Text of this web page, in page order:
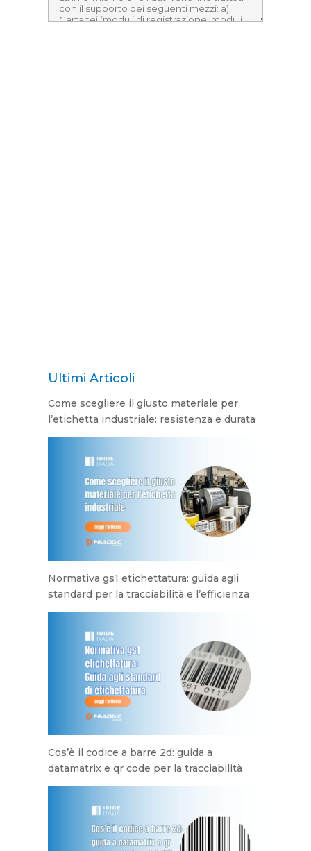
Ultimi Articoli
Come scegliere il giusto materiale per
l’etichetta industriale: resistenza e durata
Normativa gs1 etichettatura: guida agli
standard per la tracciabilità e l’efficienza
Cos’è il codice a barre 2d: guida a
datamatrix e qr code per la tracciabilità